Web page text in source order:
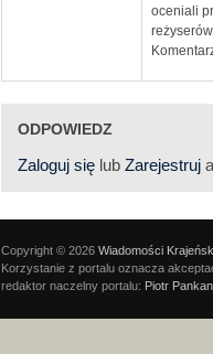
oceniali
ODPOWIEDZ
Zaloguj się lub Zarejestruj
Copyright © 2026 Wiadomości
Korzystanie z portalu oznacza
redaktor naczelny portalu: Piotr